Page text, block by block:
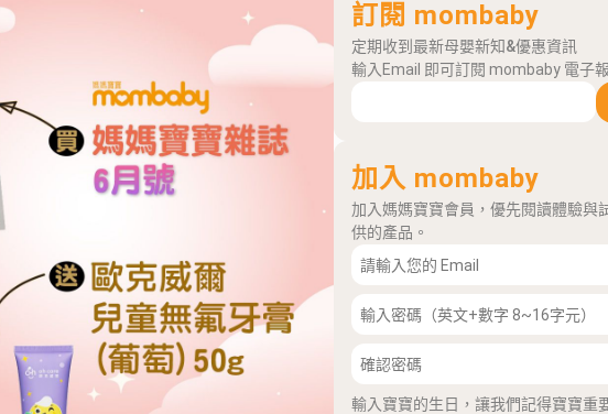
訂閱 mombaby
定期收到最新母嬰新知&優惠資訊
輸入Email 即可訂閱 mombaby 電子報
加入 mombaby
加入媽媽寶寶會員，優先閱讀體驗與
供的產品。
輸入寶寶的生日，讓我們記得寶寶重